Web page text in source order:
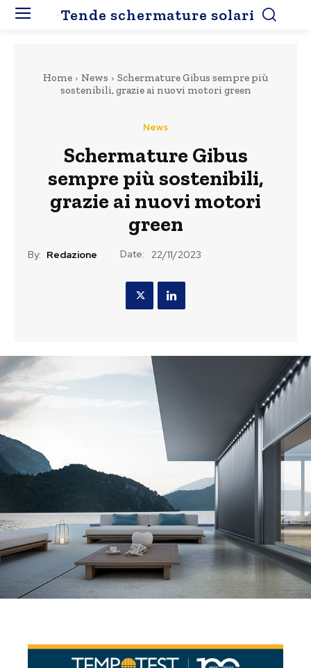
Tende schermature solari
Home News
Schermature Gibus sempre più
sostenibili, grazie ai nuovi motori green
News
Schermature Gibus
sempre più sostenibili,
grazie ai nuovi motori
green
By: Redazione Date: 22/11/2023